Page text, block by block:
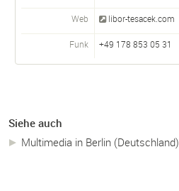
Web libor-tesacek.com
Funk +49 178 853 05 31
Siehe auch
Multimedia in Berlin (Deutschland)